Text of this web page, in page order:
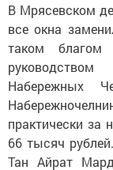
В Мрясевском
все окна
таком
Набережных
практически
66 тысяч
Тан Айрат